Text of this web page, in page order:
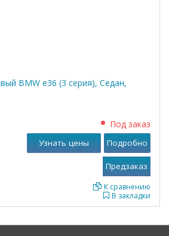
BMW е36 (3 серия), Седан,
Под заказ
В закладки
К сравнению
Узнать цены Подробно